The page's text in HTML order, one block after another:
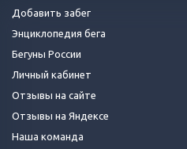
Добавить забег
Энциклопедия бега
Бегуны России
Личный кабинет
Отзывы на сайте
Отзывы на Яндексе
Наша команда